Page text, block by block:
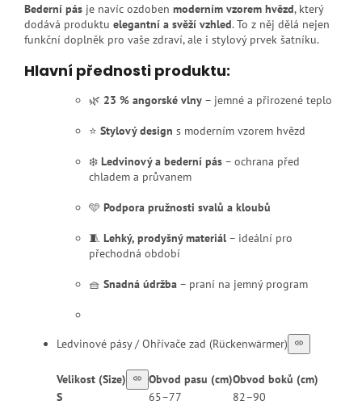
Bederní pás je navíc ozdoben moderním vzorem hvězd, který
dodává produktu elegantní a svěží vzhled. To z něj dělá nejen
funkční doplněk pro vaše zdraví, ale i stylový prvek šatníku.
Hlavní přednosti produktu:
🌿 23 % angorské vlny – jemné a přirozené teplo
⭐ Stylový design s moderním vzorem hvězd
❄️ Ledvinový a bederní pás – ochrana před
chladem a průvanem
🩵 Podpora pružnosti svalů a kloubů
🧵 Lehký, prodyšný materiál – ideální pro
přechodná období
🧺 Snadná údržba – praní na jemný program
Ledvinové pásy / Ohřívače zad (Rückenwärmer)
Velikost (Size) Obvod pasu (cm)Obvod boků (cm)
S
65–77
82–90